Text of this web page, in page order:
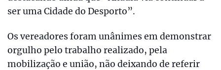
ser uma Cidade do Desporto”.
Os vereadores foram unânimes em demonstrar
orgulho pelo trabalho realizado, pela
mobilização e união, não deixando de referir